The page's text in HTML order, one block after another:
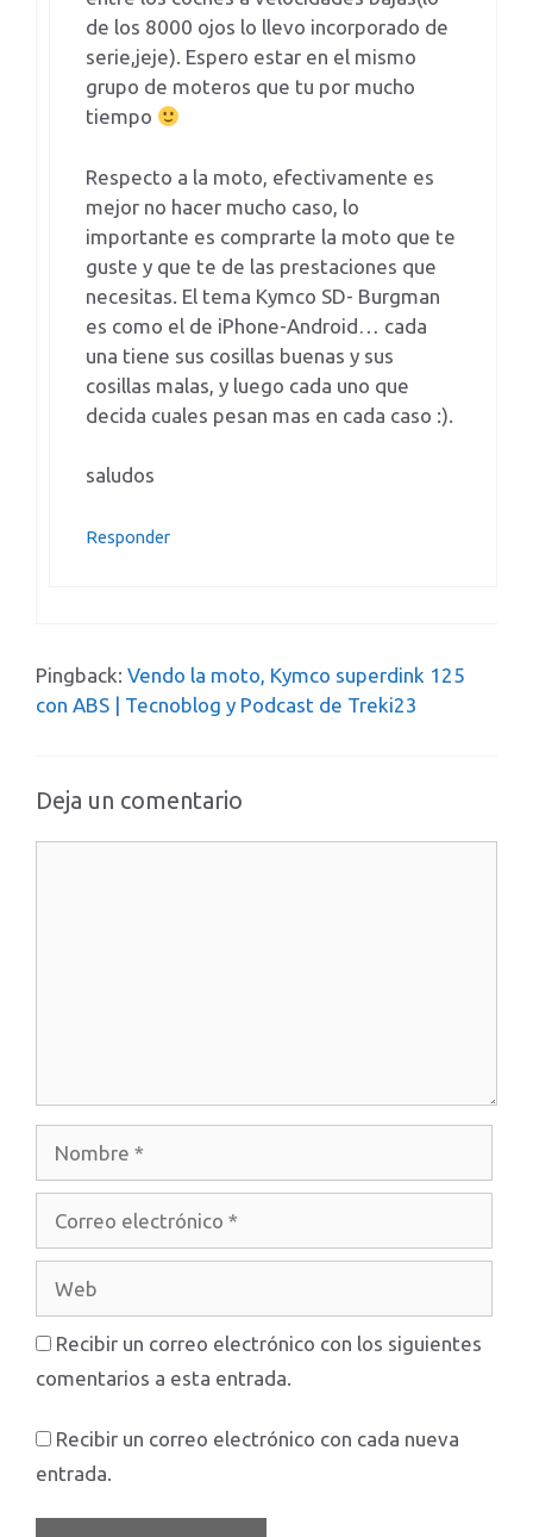
de los 8000 ojos lo llevo incorporado de
serie,jeje). Espero estar en el mismo
grupo de moteros que tu por mucho
tiempo
Respecto a la moto, efectivamente es
mejor no hacer mucho caso, lo
importante es comprarte la moto que te
guste y que te de las prestaciones que
necesitas. El tema Kymco SD- Burgman
es como el de iPhone-Android… cada
una tiene sus cosillas buenas y sus
cosillas malas, y luego cada uno que
decida cuales pesan mas en cada caso :).
saludos
Responder
Pingback: Vendo la moto, Kymco superdink 125
con ABS | Tecnoblog y Podcast de Treki23
Deja un comentario
Recibir un correo electrónico con los siguientes
comentarios a esta entrada.
Recibir un correo electrónico con cada nueva
entrada.